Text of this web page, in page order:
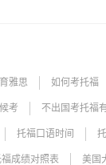
雅思 如何考托福
考 不出国考托福
托福口语时间
成绩对照表 美国